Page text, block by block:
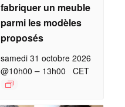
fabriquer un meuble
parmi les modèles
proposés
samedi 31 octobre 2026
@10h00 – 13h00 CET